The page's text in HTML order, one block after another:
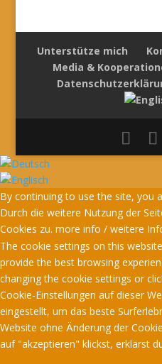
Unterstütze mich
Media &
By continuing to use the site, you
Durch die weitere Nutzung der
Cookies zu. more info / weitere
The cookie settings on this
provide the best browsing
changing the cookie settings or
Cookie-Einstellungen auf dieser
eingestellt, um das beste
Website ohne Änderung der
auf "akzeptieren" klickst, erklärst